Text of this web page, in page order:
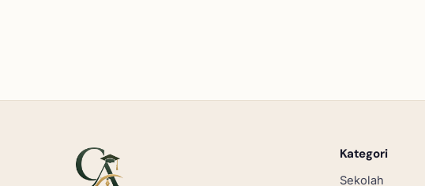
Kategori
Sekolah